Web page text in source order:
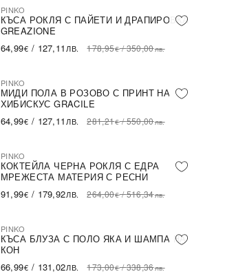
-64% SALE
PINKO
КЪСА РОКЛЯ С ПАЙЕТИ И ДРАПИРОВКА
GREAZIONE
64,99€ / 127,11 ЛВ. 178,95€/350,00лв.
-77% SALE
PINKO
МИДИ ПОЛА В РОЗОВО С ПРИНТ НА
ХИБИСКУС GRACILE
64,99€ / 127,11 ЛВ. 281,21€/550,00лв.
-65% SALE
PINKO
КОКТЕЙЛА ЧЕРНА РОКЛЯ С ЕДРА
МРЕЖЕСТА МАТЕРИЯ С РЕСНИ
91,99€ / 179,92ЛВ. 264,00€/516,34лв.
-61% SALE
PINKO
КЪСА БЛУЗА С ПОЛО ЯКА И ШАМПА НА
КОН
66,99€ / 131,02ЛВ. 173,00€/338,36лв.